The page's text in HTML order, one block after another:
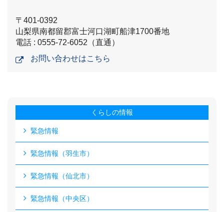
〒401-0392
山梨県南都留郡富士河口湖町船津1700番地
電話 : 0555-72-6052（直通）
お問い合わせはこちら
くらしの情報
緊急情報
緊急情報（羽生市）
緊急情報（仙北市）
緊急情報（中央区）